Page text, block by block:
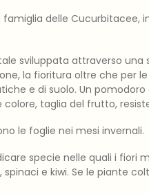
famiglia delle
sviluppata attraverso
la fioritura oltre che per
e di suolo. Un
taglia del frutto,
le foglie nei mesi invernali.
specie nelle quali i fiori
e kiwi. Se le piante